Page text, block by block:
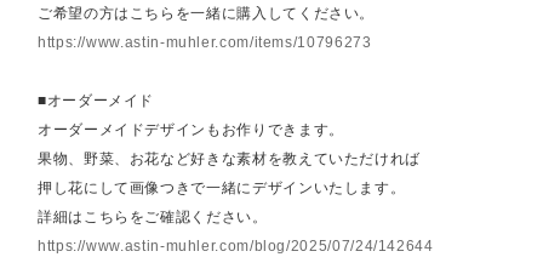
ご希望の方はこちらを一緒に購入してください。
https://www.astin-muhler.com/items/10796273
■オーダーメイド
オーダーメイドデザインもお作りできます。
果物、野菜、お花など好きな素材を教えていただければ
押し花にして画像つきで一緒にデザインいたします。
詳細はこちらをご確認ください。
https://www.astin-muhler.com/blog/2025/07/24/142644